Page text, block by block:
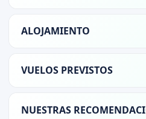
ALOJAMIENTO
VUELOS PREVISTOS
NUESTRAS